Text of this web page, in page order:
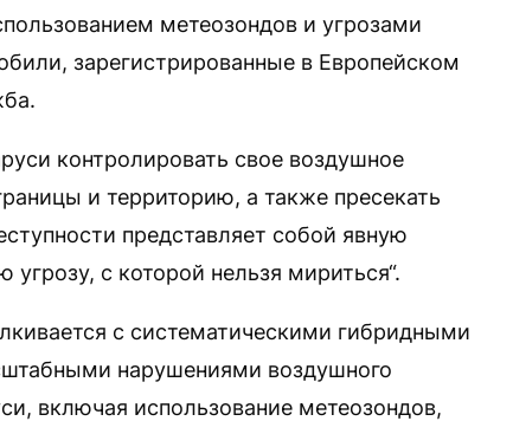
метеозондов и угрозами
зарегистрированные в Европейском
контролировать свое воздушное
и территорию, а также пресекать
представляет собой явную
с которой нельзя мириться“.
с систематическими гибридными
нарушениями воздушного
включая использование метеозондов,